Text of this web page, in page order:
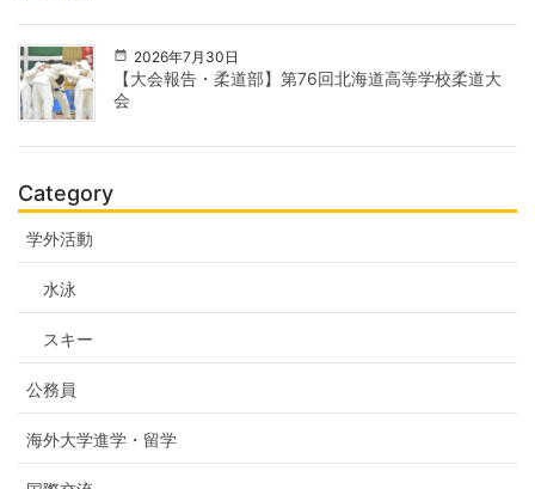
2026年7月30日
【大会報告・柔道部】第76回北海道高等学校柔道大
会
Category
学外活動
水泳
スキー
公務員
海外大学進学・留学